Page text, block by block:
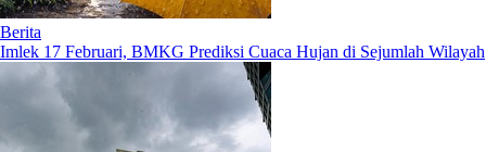
Berita
Imlek 17 Februari, BMKG Prediksi Cuaca Hujan di Sejumlah Wilayah